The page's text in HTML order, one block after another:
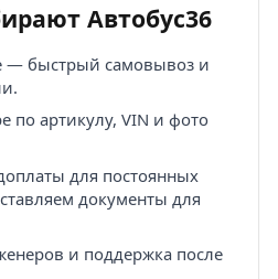
Автобус36
— быстрый самовывоз и
по артикулу, VIN и фото
для постоянных
документы для
и поддержка после